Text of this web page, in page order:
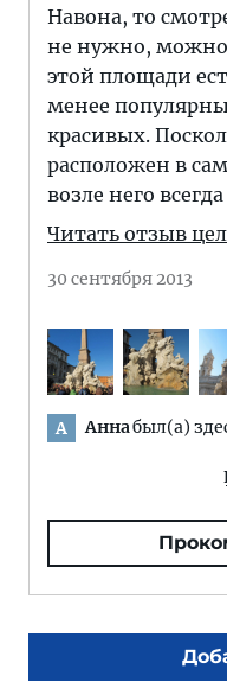
Навона, то
не нужно, можно
этой площади
менее
красивых.
расположен в
возле него
Читать отзыв
30 сентября 2013
А Аннабыл(а)